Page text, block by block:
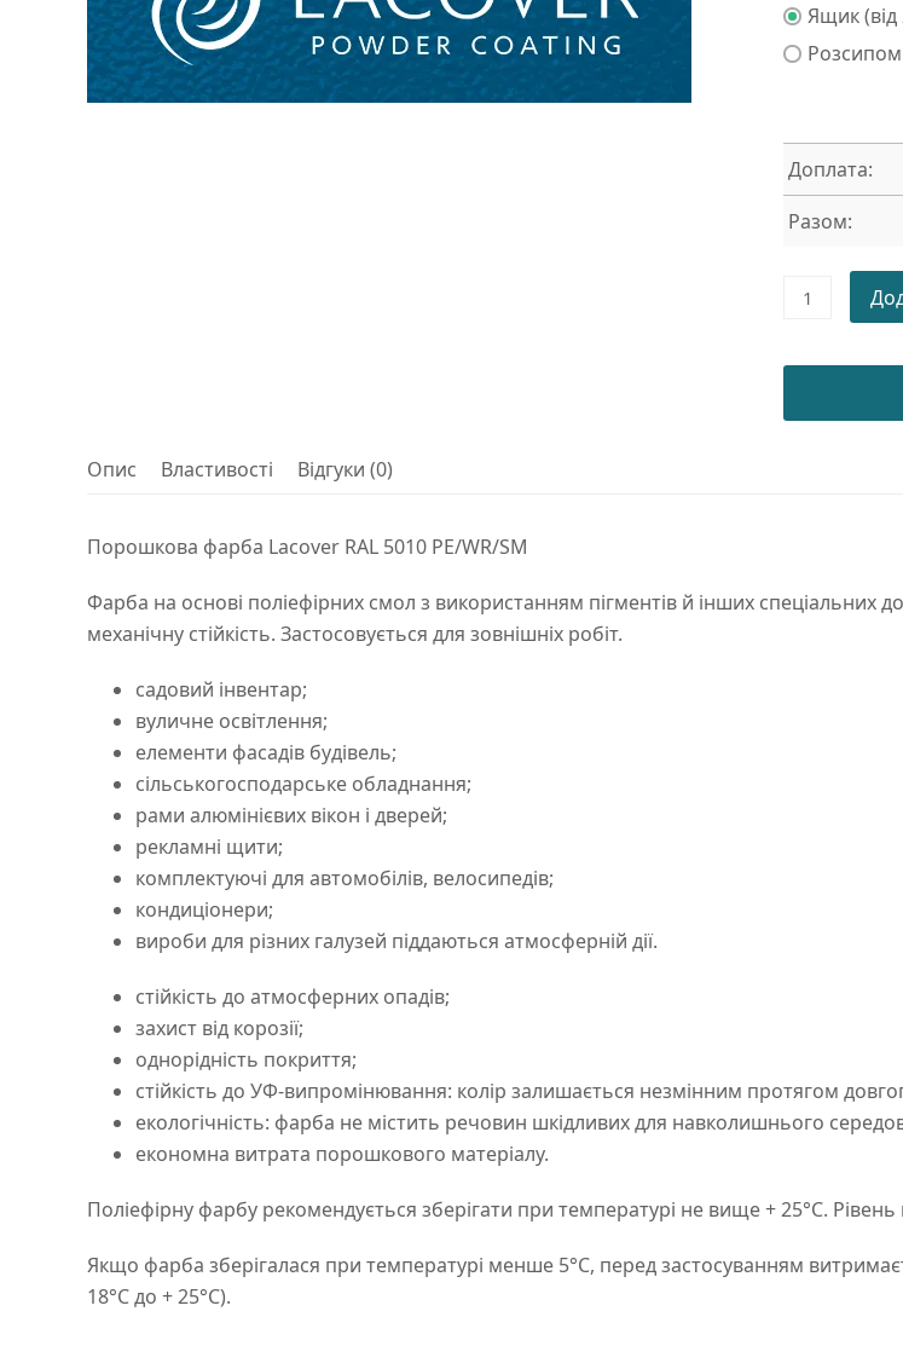
Ящик (від
Розсипом
Доплата:
Разом:
Порошкова
5010
Опис Властивості Відгуки (0)
Порошкова фарба Lacover RAL 5010 PE/WR/SM
Фарба на основі поліефірних смол з використанням пігментів й інших спеціальних
механічну стійкість. Застосовується для зовнішніх робіт.
садовий інвентар;
вуличне освітлення;
елементи фасадів будівель;
сільськогосподарське обладнання;
рами алюмінієвих вікон і дверей;
рекламні щити;
комплектуючі для автомобілів, велосипедів;
кондиціонери;
вироби для різних галузей піддаються атмосферній дії.
стійкість до атмосферних опадів;
захист від корозії;
однорідність покриття;
стійкість до УФ-випромінювання: колір залишається незмінним протягом
екологічність: фарба не містить речовин шкідливих для навколишнього
економна витрата порошкового матеріалу.
Поліефірну фарбу рекомендується зберігати при температурі не вище + 25°C.
Якщо фарба зберігалася при температурі менше 5°C, перед застосуванням
18°C до + 25°C).